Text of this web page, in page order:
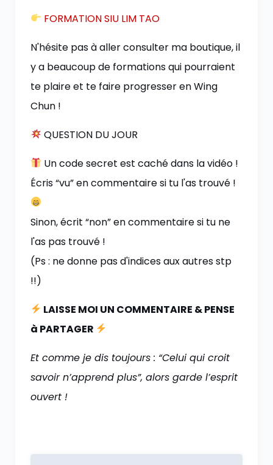
FORMATION SIU LIM TAO
N'hésite pas à aller consulter ma boutique, il
y a beaucoup de formations qui pourraient
te plaire et te faire progresser en Wing
Chun !
QUESTION DU JOUR
Un code secret est caché dans la vidéo !
Écris “vu” en commentaire si tu l'as trouvé !
Sinon, écrit “non” en commentaire si tu ne
l'as pas trouvé !
(Ps : ne donne pas d'indices aux autres stp
!!)
LAISSE MOI UN COMMENTAIRE & PENSE
à PARTAGER
Et comme je dis toujours : “Celui qui croit
savoir n’apprend plus”, alors garde l’esprit
ouvert !